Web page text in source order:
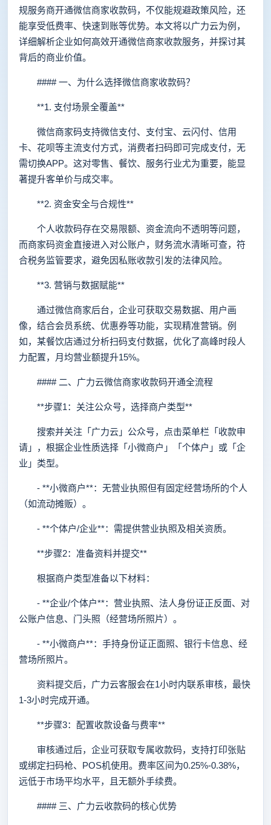
规服务商开通微信商家收款码，不仅能规避政策风险，还
能享受低费率、快速到账等优势。本文将以广力云为例，
详细解析企业如何高效开通微信商家收款服务，并探讨其
背后的商业价值。
#### 一、为什么选择微信商家收款码？
**1. 支付场景全覆盖**
微信商家码支持微信支付、支付宝、云闪付、信用
卡、花呗等主流支付方式，消费者扫码即可完成支付，无
需切换APP。这对零售、餐饮、服务行业尤为重要，能显
著提升客单价与成交率。
**2. 资金安全与合规性**
个人收款码存在交易限额、资金流向不透明等问题，
而商家码资金直接进入对公账户，财务流水清晰可查，符
合税务监管要求，避免因私账收款引发的法律风险。
**3. 营销与数据赋能**
通过微信商家后台，企业可获取交易数据、用户画
像，结合会员系统、优惠券等功能，实现精准营销。例
如，某餐饮店通过分析扫码支付数据，优化了高峰时段人
力配置，月均营业额提升15%。
#### 二、广力云微信商家收款码开通全流程
**步骤1：关注公众号，选择商户类型**
搜索并关注「广力云」公众号，点击菜单栏「收款申
请」，根据企业性质选择「小微商户」「个体户」或「企
业」类型。
- **小微商户**：无营业执照但有固定经营场所的个人
（如流动摊贩）。
- **个体户/企业**：需提供营业执照及相关资质。
**步骤2：准备资料并提交**
根据商户类型准备以下材料：
- **企业/个体户**：营业执照、法人身份证正反面、对
公账户信息、门头照（经营场所照片）。
- **小微商户**：手持身份证正面照、银行卡信息、经
营场所照片。
资料提交后，广力云客服会在1小时内联系审核，最快
1-3小时完成开通。
**步骤3：配置收款设备与费率**
审核通过后，企业可获取专属收款码，支持打印张贴
或绑定扫码枪、POS机使用。费率区间为0.25%-0.38%，
远低于市场平均水平，且无额外手续费。
#### 三、广力云收款码的核心优势